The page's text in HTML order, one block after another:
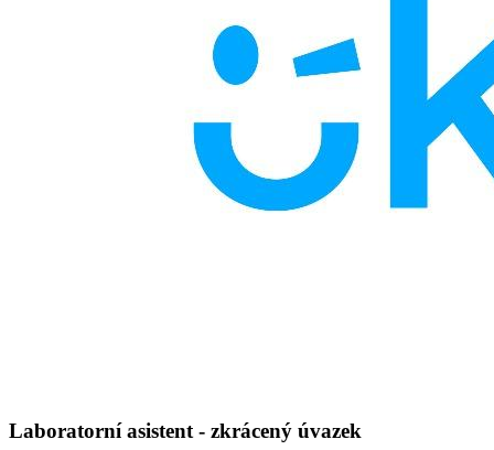
Laboratorní asistent - zkrácený úvazek